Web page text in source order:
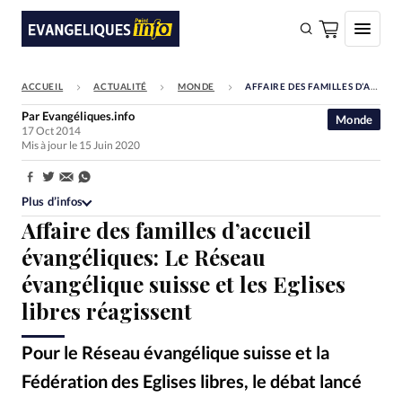
FAIRE UN DON
Faire un don
Société
Monde
Bible
Toute l'actualité
Se connecter
Devise:
CHF
ACCUEIL ACTUALITÉ MONDE AFFAIRE DES FAMILLES D’ACCUEIL ÉVANGÉLIQUES: LE RÉSEAU ÉVANGÉLIQUE SUISSE ET LES EGLISES LIBRES RÉAGISSENT
Affaire des familles d’accueil
évangéliques: Le Réseau
évangélique suisse et les Eglises
libres réagissent
Pour le Réseau évangélique suisse et la
Fédération des Eglises libres, le débat lancé
Monde
Par Evangéliques.info
17 Oct 2014
Mis à jour le 15 Juin 2020
Partager:
Plus d’infos